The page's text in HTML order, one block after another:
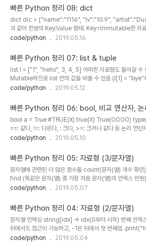
add(값 1개 추가) s1 = {1,2,3} s1.add(4) print(s1) 출
개 추가) s1 = {1,2,3} s1.update([4,5,6]) print(s1..
빠른 Python 정리 08: dict
dict dic = {"name":"1116", "lv":"10.9",
과 같이 한쌍의 Key:Value 형태. Key=Immutable한 자
로 자료를 얻기 dic = {"name":"1116", "lv":"10.9",
이","김밥"):"3000원",("라면","만두"):"4000원"}
&#39;, &#39;김밥&#39;): &#39;3000원&#39;,
&#39;): &#39..
code/python 2019.05.16
빠른 Python 정리 07: list & tuple
list l = ["1", "hello", 3, 4, 5] 어떠한 자료형도 들어갈 수
Mutable하므로 list 안의 값을 바꿀 수 있음 (l[1] =
[6,7,8,9]) -> [1,2,3,4,5,6,7,8,9] len([1,2,3,4,5]) -> 5
스트의 특정 인덱스 값 삭제) l = [1,2,3,4,5] del(l[1])
append(리스트 끝에 값 추가) l = [1,2,3,4,5]
code/python 2019.05.12
빠른 Python 정리 06: bool, 비교 연산자, 논
bool a = True #TRUE(X) true(X) True(OOOO)
==: 같다, !=: 다르다, : 크다, >=: 크거나 같다 등 논리 연
부정 print(False or True) -> True print(False and
0)
code/python 2019.05.10
빠른 Python 정리 05: 자료형 (3/문자열)
문자열에 관련된 더 많은 함수들 count(문자(열) 개수
find (똑같은 문자(열) 중 가장 처음 문자(열)의 인덱스 반
"ppap".find("p") -> 0 index (똑같은 문자(열) 중 가장 처
자/소문자화한 값을 반환) "python".upper() ->
python replace (처음 값을 이후 주어진 값으로 치환한 값
"python".replace("p","P") -> Python split (해당 값을
code/python 2019.05.07
빠른 Python 정리 04: 자료형 (2/문자열)
문자열 인덱싱 string[idx] -> idx(0부터 시작) 번째 인덱
뒤에서도 접근이 가능하고, -1은 뒤에서 첫 번째임.
print("hello"[-1]) -> o 슬라이싱 string[start:end-
code/python 2019.05.04